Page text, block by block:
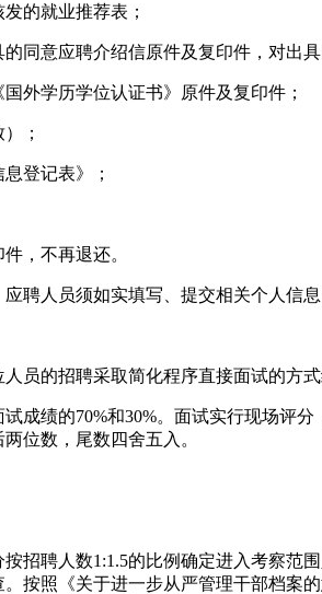
的就业推荐表；
同意应聘介绍信原件及复印件，对出
外学历学位认证书》原件及复印件；
；
登记表》；
，不再退还。
聘人员须如实填写、提交相关个人信
员的招聘采取简化程序直接面试的方
成绩的70%和30%。面试实行现场评
位数，尾数四舍五入。
招聘人数1:1.5的比例确定进入考察范
按照《关于进一步从严管理干部档案